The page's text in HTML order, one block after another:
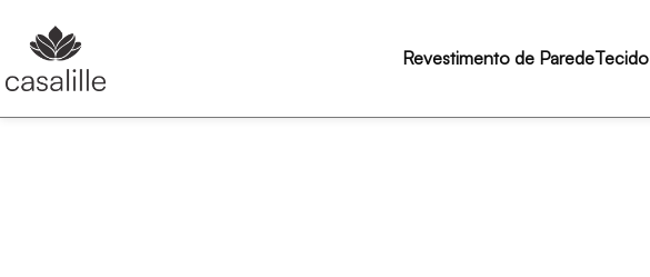
Revestimento de ParedeTecido